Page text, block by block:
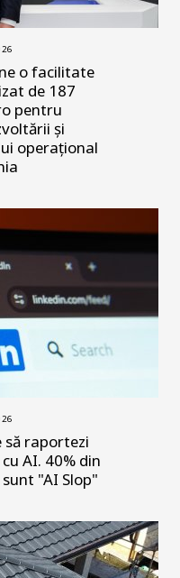
o facilitate
de 187
pentru
și
operațional
să raportezi
AI. 40% din
"AI Slop"